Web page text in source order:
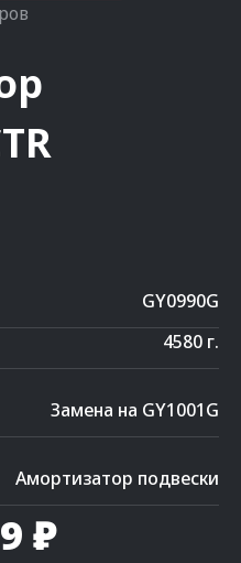
GY0990G
4580 г.
Замена на GY1001G
Амортизатор подвески
₽